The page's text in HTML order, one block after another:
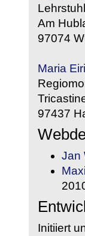
Am
97074
Maria
97437
Jan
Initiiert